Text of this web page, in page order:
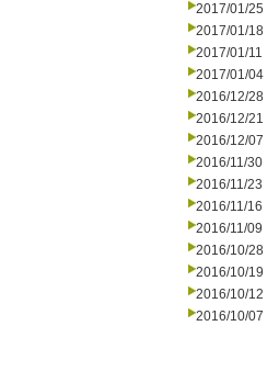
2017/01/25
2017/01/18
2017/01/11
2017/01/04
2016/12/28
2016/12/21
2016/12/07
2016/11/30
2016/11/23
2016/11/16
2016/11/09
2016/10/28
2016/10/19
2016/10/12
2016/10/07